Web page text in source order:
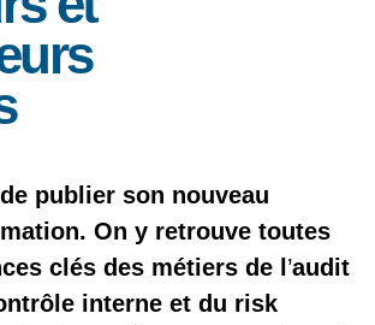
publier son nouveau
. On y retrouve toutes
clés des métiers de l ’audit
interne et du risk